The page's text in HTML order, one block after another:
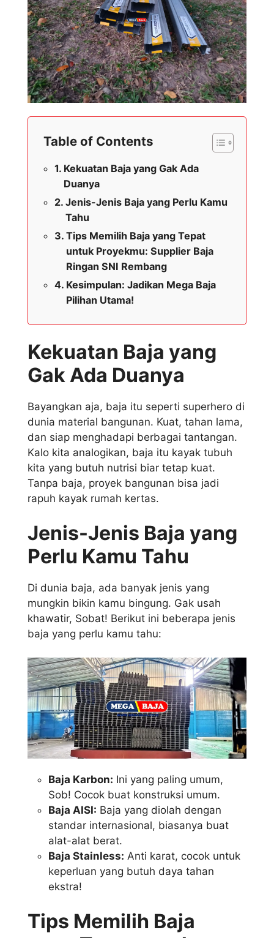
Table of Contents
Kekuatan Baja yang Gak Ada
Duanya
Jenis-Jenis Baja yang Perlu Kamu
Tahu
Tips Memilih Baja yang Tepat
untuk Proyekmu: Supplier Baja
Ringan SNI Rembang
Kesimpulan: Jadikan Mega Baja
Pilihan Utama!
Kekuatan Baja yang
Gak Ada Duanya
Bayangkan aja, baja itu seperti superhero di
dunia material bangunan. Kuat, tahan lama,
dan siap menghadapi berbagai tantangan.
Kalo kita analogikan, baja itu kayak tubuh
kita yang butuh nutrisi biar tetap kuat.
Tanpa baja, proyek bangunan bisa jadi
rapuh kayak rumah kertas.
Jenis-Jenis Baja yang
Perlu Kamu Tahu
Di dunia baja, ada banyak jenis yang
mungkin bikin kamu bingung. Gak usah
khawatir, Sobat! Berikut ini beberapa jenis
baja yang perlu kamu tahu:
Baja Karbon: Ini yang paling umum,
Sob! Cocok buat konstruksi umum.
Baja AISI: Baja yang diolah dengan
standar internasional, biasanya buat
alat-alat berat.
Baja Stainless: Anti karat, cocok untuk
keperluan yang butuh daya tahan
ekstra!
Tips Memilih Baja